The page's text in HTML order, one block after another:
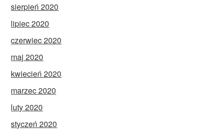
sierpień 2020
lipiec 2020
czerwiec 2020
maj 2020
kwiecień 2020
marzec 2020
luty 2020
styczeń 2020